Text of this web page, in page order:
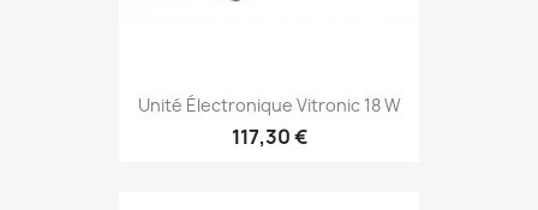
Unité Électronique Vitronic 18 W
117,30 €